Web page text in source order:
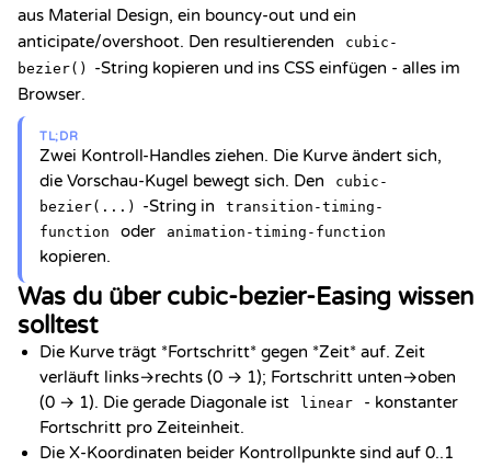
aus Material Design, ein bouncy-out und ein
anticipate/overshoot. Den resultierenden
cubic-
bezier()
-String kopieren und ins CSS einfügen - alles im
Browser.
TL;DR
Zwei Kontroll-Handles ziehen. Die Kurve ändert sich,
die Vorschau-Kugel bewegt sich. Den
cubic-
bezier(...)
-String in
transition-timing-
function
oder animation-timing-function
kopieren.
Was du über cubic-bezier-Easing wissen
solltest
Die Kurve trägt *Fortschritt* gegen *Zeit* auf. Zeit
verläuft links→rechts (0 → 1); Fortschritt unten→oben
(0 → 1). Die gerade Diagonale ist
linear
- konstanter
Fortschritt pro Zeiteinheit.
Die X-Koordinaten beider Kontrollpunkte sind auf 0..1